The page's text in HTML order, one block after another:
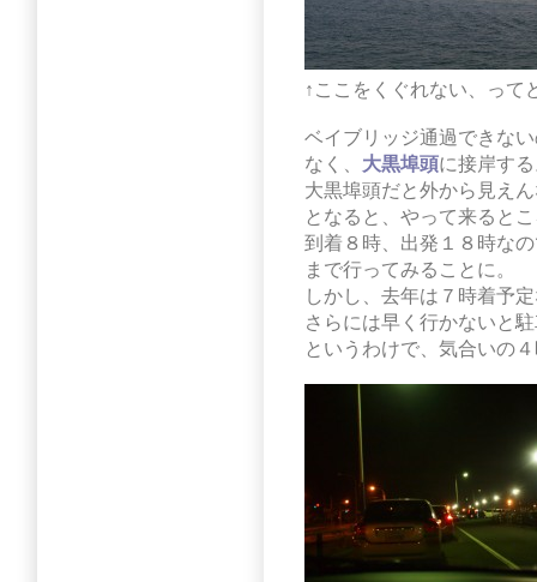
↑ここをくぐれない、って
ベイブリッジ通過できな
なく、 大黒埠頭に接岸す
大黒埠頭だと外から見え
となると、やって来ると
到着８時、出発１８時な
まで行ってみることに。
しかし、去年は７時着予
さらには早く行かないと
というわけで、気合いの